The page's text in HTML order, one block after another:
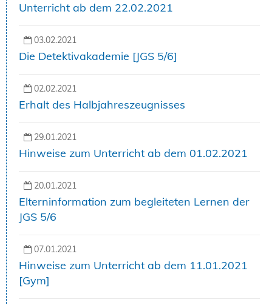
Unterricht ab dem 22.02.2021
03.02.2021
Die Detektivakademie [JGS 5/6]
02.02.2021
Erhalt des Halbjahreszeugnisses
29.01.2021
Hinweise zum Unterricht ab dem 01.02.2021
20.01.2021
Elterninformation zum begleiteten Lernen der
JGS 5/6
07.01.2021
Hinweise zum Unterricht ab dem 11.01.2021
[Gym]